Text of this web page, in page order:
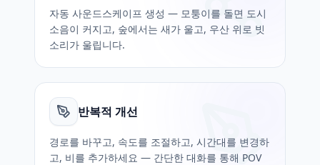
자동 사운드스케이프 생성 — 모퉁이를 돌면 도시
소음이 커지고, 숲에서는 새가 울고, 우산 위로 빗
소리가 울립니다.
반복적 개선
경로를 바꾸고, 속도를 조절하고, 시간대를 변경하
고, 비를 추가하세요 — 간단한 대화를 통해 POV